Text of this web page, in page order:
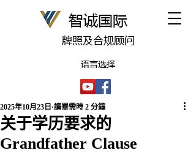
​智诚国际
牌照及合规顾问
语言选择
关于学历要求的
Grandfather Clause
2025年10月23日 讀畢需時 2 分鐘